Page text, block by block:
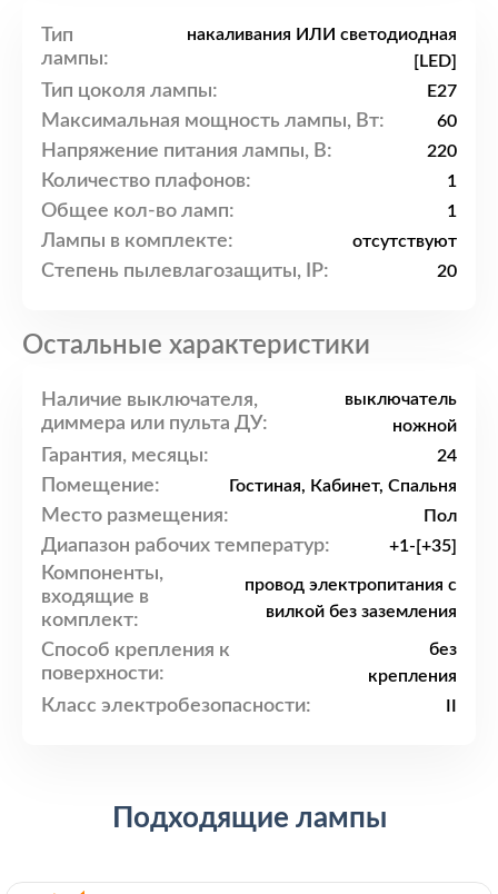
Тип
лампы:
накаливания ИЛИ светодиодная
[LED]
Тип цоколя лампы: E27
Максимальная мощность лампы, Вт: 60
Напряжение питания лампы, В: 220
Количество плафонов: 1
Общее кол-во ламп: 1
Лампы в комплекте: отсутствуют
Степень пылевлагозащиты, IP: 20
Остальные характеристики
Наличие выключателя,
диммера или пульта ДУ:
выключатель
ножной
Гарантия, месяцы: 24
Помещение: Гостиная, Кабинет, Спальня
Место размещения: Пол
Диапазон рабочих температур: +1-[+35]
Компоненты,
входящие в
комплект:
провод электропитания с
вилкой без заземления
Способ крепления к
поверхности:
без
крепления
Класс электробезопасности:
Подходящие лампы